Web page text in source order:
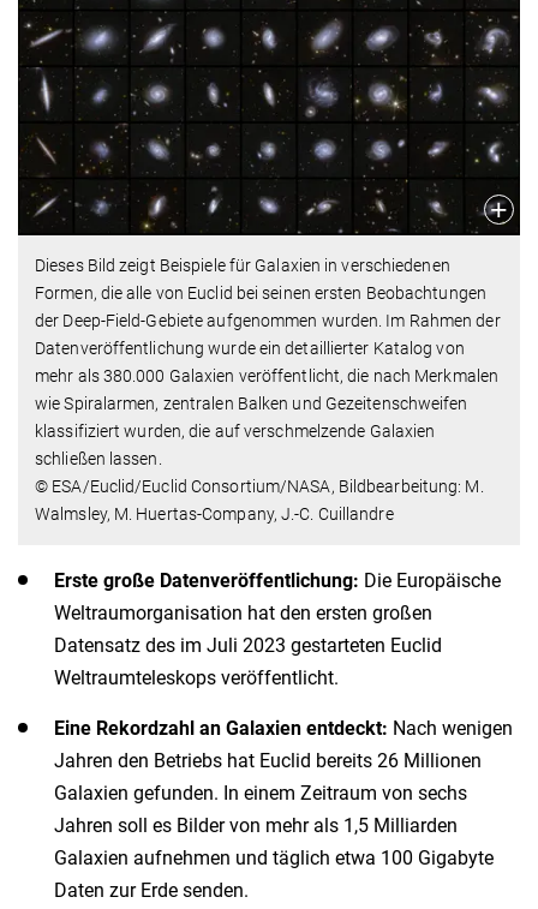
Dieses Bild zeigt Beispiele für Galaxien in verschiedenen
Formen, die alle von Euclid bei seinen ersten Beobachtungen
der Deep-Field-Gebiete aufgenommen wurden. Im Rahmen der
Datenveröffentlichung wurde ein detaillierter Katalog von
mehr als 380.000 Galaxien veröffentlicht, die nach Merkmalen
wie Spiralarmen, zentralen Balken und Gezeitenschweifen
klassifiziert wurden, die auf verschmelzende Galaxien
schließen lassen.
© ESA/Euclid/Euclid Consortium/NASA, Bildbearbeitung: M.
Walmsley, M. Huertas-Company, J.-C. Cuillandre
Erste große Datenveröffentlichung: Die Europäische
Weltraumorganisation hat den ersten großen
Datensatz des im Juli 2023 gestarteten Euclid
Weltraumteleskops veröffentlicht.
Eine Rekordzahl an Galaxien entdeckt: Nach wenigen
Jahren den Betriebs hat Euclid bereits 26 Millionen
Galaxien gefunden. In einem Zeitraum von sechs
Jahren soll es Bilder von mehr als 1,5 Milliarden
Galaxien aufnehmen und täglich etwa 100 Gigabyte
Daten zur Erde senden.